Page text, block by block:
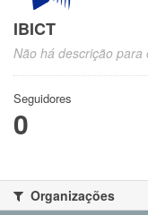
IBICT
Não há descrição para
Seguidores
0
Organizações